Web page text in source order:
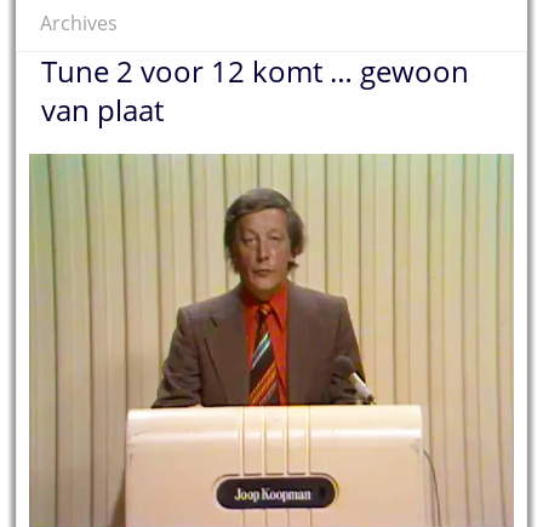
Archives
Tune 2 voor 12 komt … gewoon
van plaat